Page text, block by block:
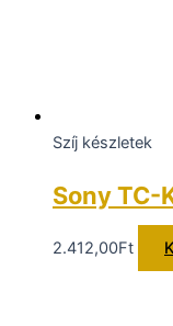
Szíj készletek
Sony TC-
2.412,00Ft